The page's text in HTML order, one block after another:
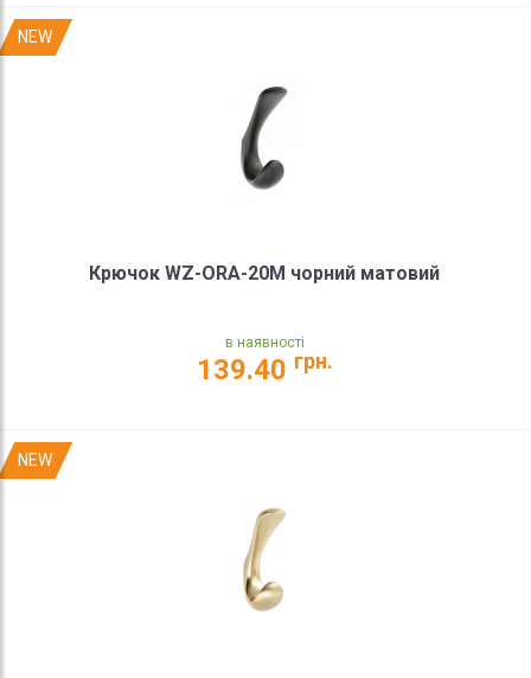
NEW
Крючок WZ-ORA-20M чорний матовий
в наявності
139.40 грн.
NEW